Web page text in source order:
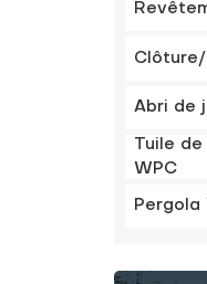
Abri de
Tuile
WPC
Pergola